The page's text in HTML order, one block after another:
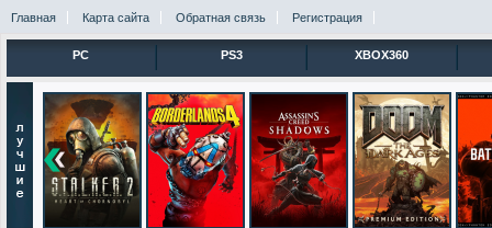
Главная Карта сайта Обратная связь Регистрация
PC PS3 XBOX360